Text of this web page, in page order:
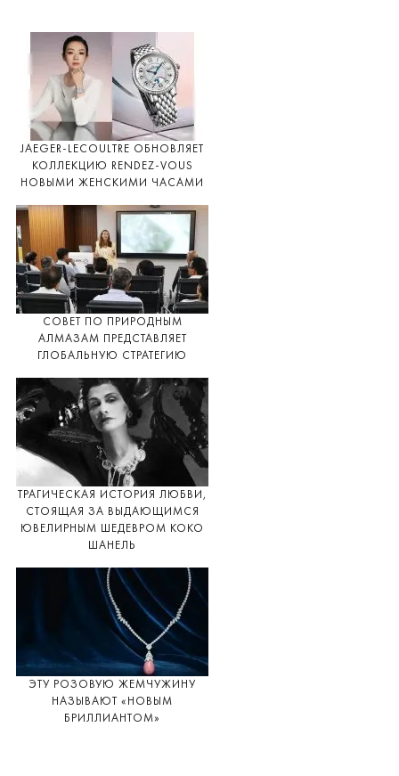
JAEGER-LECOULTRE ОБНОВЛЯЕТ
КОЛЛЕКЦИЮ RENDEZ-VOUS
НОВЫМИ ЖЕНСКИМИ ЧАСАМИ
СОВЕТ ПО ПРИРОДНЫМ
АЛМАЗАМ ПРЕДСТАВЛЯЕТ
ГЛОБАЛЬНУЮ СТРАТЕГИЮ
ТРАГИЧЕСКАЯ ИСТОРИЯ ЛЮБВИ,
СТОЯЩАЯ ЗА ВЫДАЮЩИМСЯ
ЮВЕЛИРНЫМ ШЕДЕВРОМ КОКО
ШАНЕЛЬ
ЭТУ РОЗОВУЮ ЖЕМЧУЖИНУ
НАЗЫВАЮТ «НОВЫМ
БРИЛЛИАНТОМ»